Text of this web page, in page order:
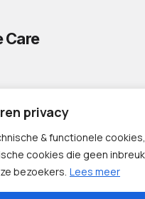
privacy
& functionele
cookies die geen
bezoekers. Lees meer
Care